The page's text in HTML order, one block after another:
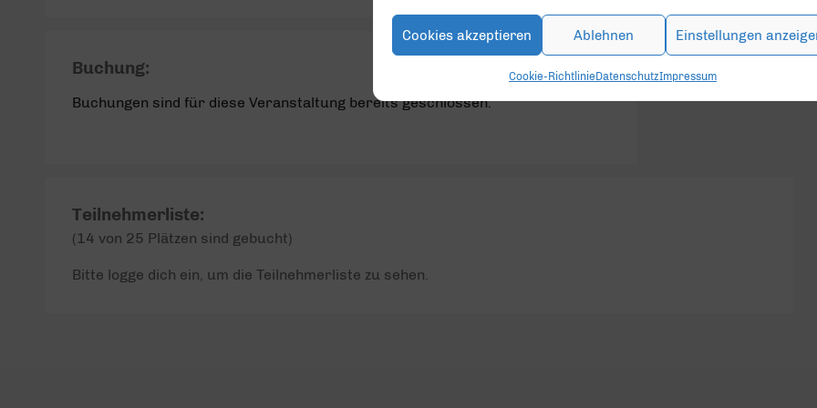
Cookies akzeptieren Ablehnen Einstellungen
Cookie-Richtlinie DatenschutzImpressum
Buchung:
Buchungen sind für diese Veranstaltung bereits geschlossen.
Teilnehmerliste:
(14 von 25 Plätzen sind gebucht)
Bitte logge dich ein, um die Teilnehmerliste zu sehen.